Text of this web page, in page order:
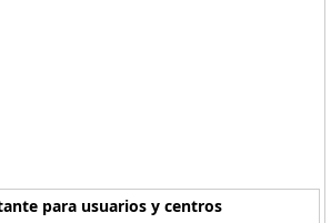
para usuarios y centros